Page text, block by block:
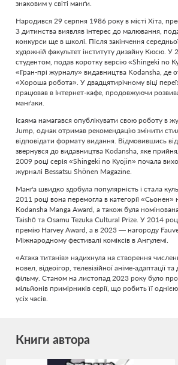
знаковим у світі манґи.
Народився 29 серпня 1986 року в місті Хіта,
З дитинства виявляв інтерес до малювання,
конкурси ще в школі. Після закінчення
художній факультет інституту дизайну Кюсю. У
студентом, подав коротку версію «Shingeki no
«Гран-прі журналу» видавництва Kodansha, де
«Хороша робота». У двадцятирічному віці
працював в Інтернет-кафе, продовжуючи
манґаки.
Ісаяма намагався опублікувати свою роботу в
Jump, однак отримав рекомендацію змінити
відповідати формату видання. Відмовившись від
звернувся до видавництва Kodansha, яке
2009 році серія «Shingeki no Kyojin» почала
журналі Bessatsu Shōnen Magazine.
Манґа швидко здобула популярність і стала
2011 році вона перемогла в категорії «Сьонен»
Kodansha Manga Award, а також була
Taishō та Osamu Tezuka Cultural Prize. У 2014
премію Harvey Award, а в 2023 — нагороду
Міжнародному фестивалі коміксів в Ангулемі.
«Атака титанів» надихнула на створення
новел, відеоігор, телевізійної аніме-адаптації
фільму. Станом на листопад 2023 року було
мільйонів примірників серії, що робить її
усіх часів.
Книги автора